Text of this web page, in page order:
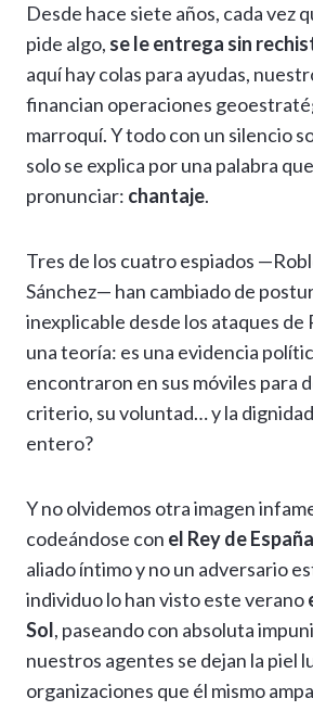
Desde hace siete años, cada vez
pide algo, se le entrega sin
aquí hay colas para ayudas,
financian operaciones
marroquí. Y todo con un silencio
solo se explica por una palabra
pronunciar: chantaje.
Tres de los cuatro espiados
Sánchez— han cambiado de
inexplicable desde los ataques de
una teoría: es una evidencia
encontraron en sus móviles para
criterio, su voluntad… y la
entero?
Y no olvidemos otra imagen
codeándose con el Rey de España
aliado íntimo y no un adversario
individuo lo han visto este verano
Sol, paseando con absoluta
nuestros agentes se dejan la piel
organizaciones que él mismo